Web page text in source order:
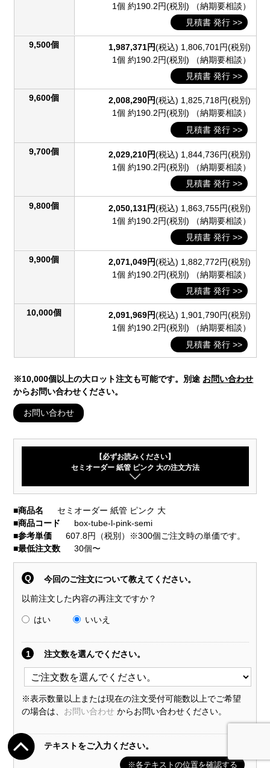
1個 約190.2円(税別) （納期要相談）
見積書 発行 >>
9,500個 1,987,371円(税込) 1,806,701円(税別)
1個 約190.2円(税別) （納期要相談）
見積書 発行 >>
9,600個 2,008,290円(税込) 1,825,718円(税別)
1個 約190.2円(税別) （納期要相談）
見積書 発行 >>
9,700個 2,029,210円(税込) 1,844,736円(税別)
1個 約190.2円(税別) （納期要相談）
見積書 発行 >>
9,800個 2,050,131円(税込) 1,863,755円(税別)
1個 約190.2円(税別) （納期要相談）
見積書 発行 >>
9,900個 2,071,049円(税込) 1,882,772円(税別)
1個 約190.2円(税別) （納期要相談）
見積書 発行 >>
10,000個 2,091,969円(税込) 1,901,790円(税別)
1個 約190.2円(税別) （納期要相談）
見積書 発行 >>
※10,000個以上の大ロット注文も可能です。別途 お問い合わせ
からお問い合わせください。
お問い合わせ
【必ずお読みください】
セミオーダー 紙管 ピンク 大の注文方法
■商品名
セミオーダー 紙管 ピンク 大
■商品コード
box-tube-l-pink-semi
■参考単価
607.8円（税別）※300個ご注文時の単価です。
■最低注文数 30個〜
Q 今回のご注文について教えてください。
以前注文した内容の再注文ですか？
はい いいえ
1 注文数を選んでください。
※表示数量以上または現在の注文受付可能数以上でご希望
の場合は、 お問い合わせ からお問い合わせください。
2 テキストをご入力ください。
※各テキストの位置を確認する